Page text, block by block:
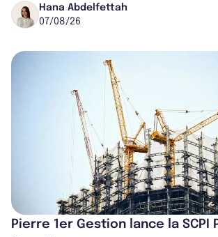
région de Chicago. Entre hausse de...
Hana Abdelfettah
07/08/26
Pierre 1er Gestion lance la SCPI